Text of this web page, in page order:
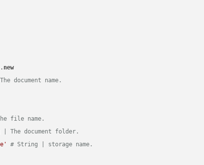
new
document name.
file name.
The document folder.
# String | storage name.